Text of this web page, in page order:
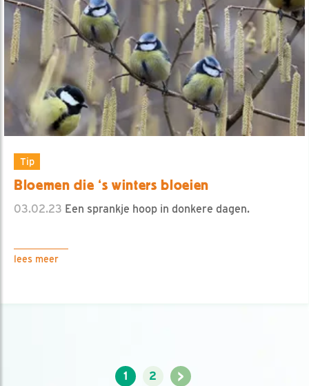
Tip
Bloemen die ‘s winters bloeien
03.02.23 Een sprankje hoop in donkere dagen.
lees meer
1 2 >